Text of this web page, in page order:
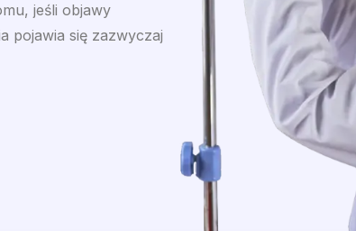
jeśli objawy
pojawia się zazwyczaj